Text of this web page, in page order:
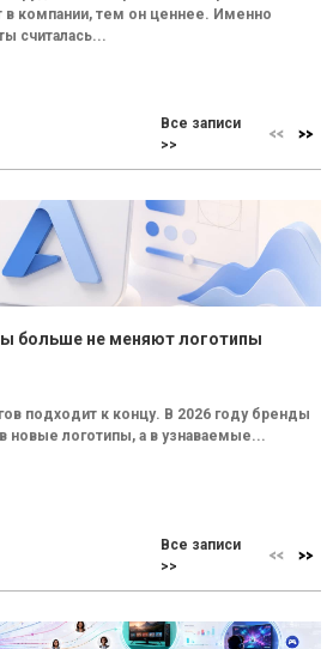
в компании, тем он ценнее. Именно
считалась...
Все записи
>>
больше не меняют логотипы
подходит к концу. В 2026 году бренды
новые логотипы, а в узнаваемые...
Все записи
>>